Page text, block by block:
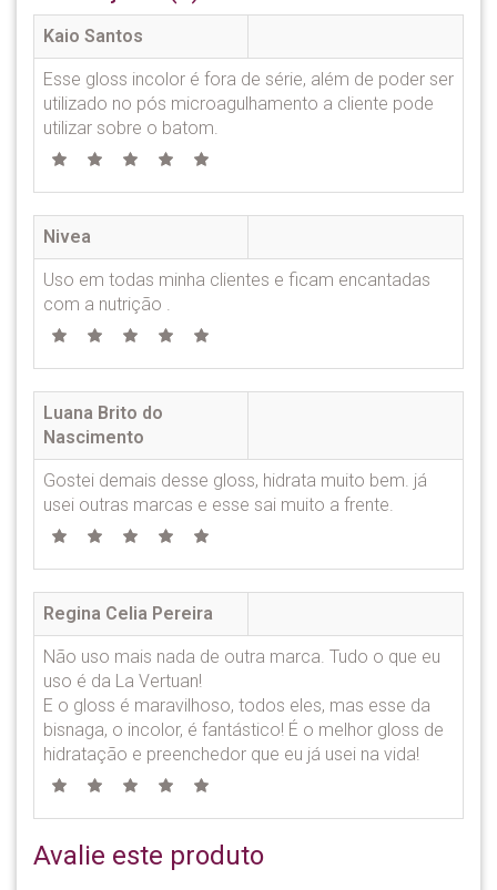
Kaio Santos
Esse gloss incolor é fora de série, além de poder ser
utilizado no pós microagulhamento a cliente pode
utilizar sobre o batom.
Nivea
Uso em todas minha clientes e ficam encantadas
com a nutrição .
Luana Brito do
Nascimento
Gostei demais desse gloss, hidrata muito bem. já
usei outras marcas e esse sai muito a frente.
Regina Celia Pereira
Não uso mais nada de outra marca. Tudo o que eu
uso é da La Vertuan!
E o gloss é maravilhoso, todos eles, mas esse da
bisnaga, o incolor, é fantástico! É o melhor gloss de
hidratação e preenchedor que eu já usei na vida!
Avalie este produto